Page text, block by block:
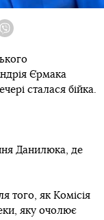
Viber
Єрмака
сталася бійка.
Данилюка, де
того, як Комісія
яку очолює